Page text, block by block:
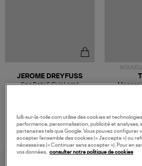
JEROME DREYFUSS
Sac Bobi S Cuir Lamé
lulli-sur-la-toile.com utilise des cookies et
performance, personnalisation, publicité et analyses,
partenaires tels que Google. Vous pouvez configurer
accepter l’ensemble des cookies (« J’accepte ») ou
nécessaires (« Continuer sans accepter »). Pour en
vos données, consulter notre politique de cookies